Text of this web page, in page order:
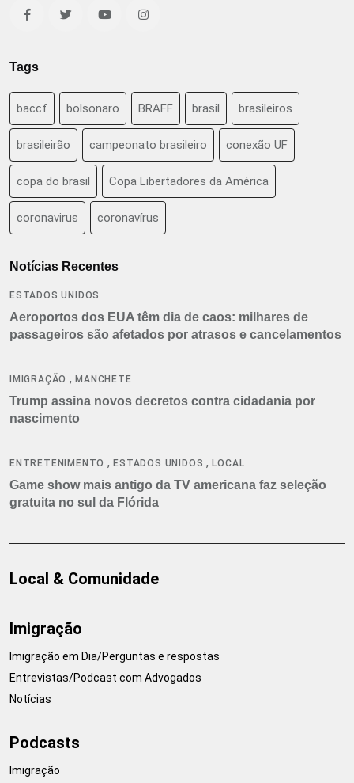
Tags
baccf bolsonaro BRAFF brasil brasileiros
brasileirão campeonato brasileiro conexão UF
copa do brasil Copa Libertadores da América
coronavirus coronavírus
Notícias Recentes
ESTADOS UNIDOS
Aeroportos dos EUA têm dia de caos: milhares de
passageiros são afetados por atrasos e cancelamentos
IMIGRAÇÃO ,MANCHETE
Trump assina novos decretos contra cidadania por
nascimento
ENTRETENIMENTO ,ESTADOS UNIDOS ,LOCAL
Game show mais antigo da TV americana faz seleção
gratuita no sul da Flórida
Local & Comunidade
Imigração
Imigração em Dia/Perguntas e respostas
Entrevistas/Podcast com Advogados
Notícias
Podcasts
Imigração